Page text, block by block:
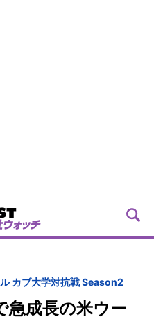
カブ大学対抗戦 Season2
急成長の米ウー